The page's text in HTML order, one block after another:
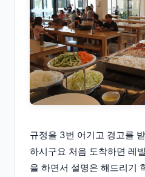
규정을 3번 어기고 경고를
하시구요 처음 도착하면 레
을 하면서 설명은 해드리기